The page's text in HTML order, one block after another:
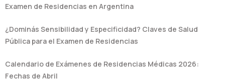
Examen de Residencias en Argentina
¿Dominás Sensibilidad y Especificidad? Claves de Salud
Pública para el Examen de Residencias
Calendario de Exámenes de Residencias Médicas 2026:
Fechas de Abril